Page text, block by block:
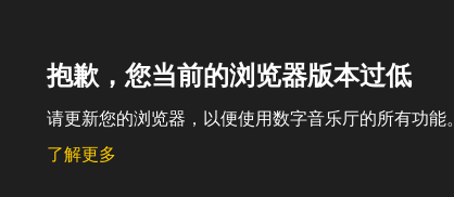
抱歉，您当前的浏览器版本过低
请更新您的浏览器，以便使用数字音乐厅的所有功能。
了解更多